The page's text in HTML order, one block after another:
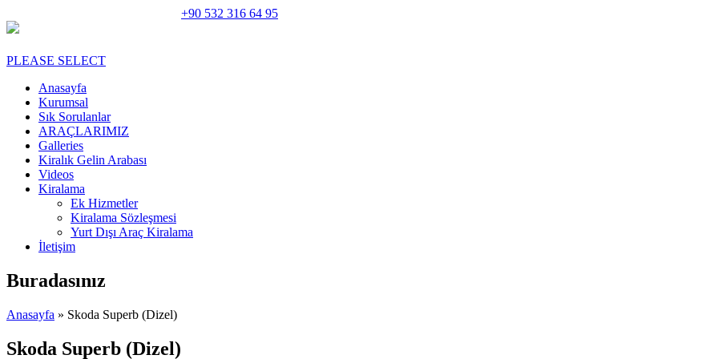
+90 532 316 64 95
PLEASE SELECT
Anasayfa
Kurumsal
Sık Sorulanlar
ARAÇLARIMIZ
Galleries
Kiralık Gelin Arabası
Videos
Kiralama
Ek Hizmetler
Kiralama Sözleşmesi
Yurt Dışı Araç Kiralama
İletişim
Buradasınız
Anasayfa » Skoda Superb (Dizel)
Skoda Superb (Dizel)